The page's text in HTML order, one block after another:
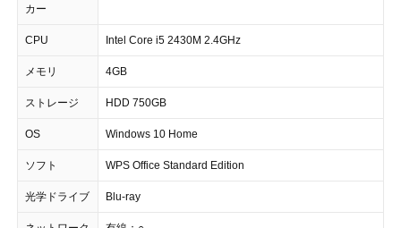
カー
CPU Intel Core i5 2430M 2.4GHz
メモリ 4GB
ストレージ HDD 750GB
OS Windows 10 Home
ソフト WPS Office Standard Edition
光学ドライブ Blu-ray